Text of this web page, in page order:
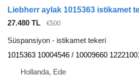
Liebherr aylak 1015363 istikamet
27.480 TL
€500
Süspansiyon - istikamet tekeri
1015363 10004546 / 10009660
Hollanda, Ede